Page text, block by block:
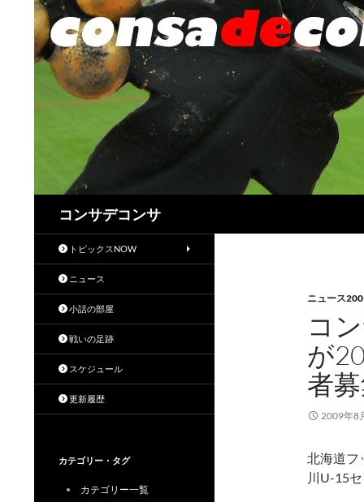
コンサデコンサ
ニュース
コ
が
者
2009年8
北海道フ
川U-15
トピックスNOW
ニュース
小話の部屋
戦いの足跡
スケジュール
更新履歴
カテゴリー・タグ
カテゴリー一覧